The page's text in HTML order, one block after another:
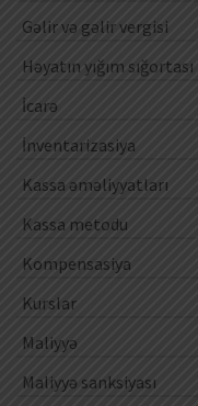
Gəlir və gəlir vergisi
Həyatın yığım sığortası
İcarə
İnventarizasiya
Kassa əməliyyatları
Kassa metodu
Kompensasiya
Kurslar
Maliyyə
Maliyyə sanksiyası